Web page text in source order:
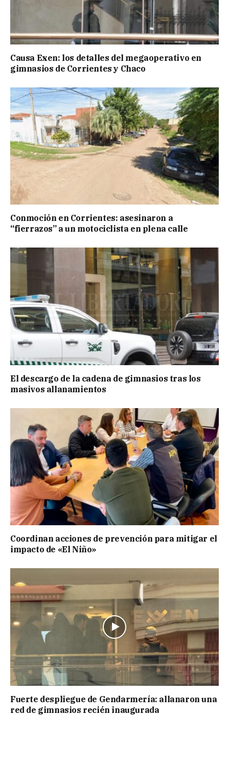
Causa Exen: los detalles del megaoperativo en
gimnasios de Corrientes y Chaco
Conmoción en Corrientes: asesinaron a
“fierrazos” a un motociclista en plena calle
El descargo de la cadena de gimnasios tras los
masivos allanamientos
Coordinan acciones de prevención para mitigar el
impacto de «El Niño»
Fuerte despliegue de Gendarmería: allanaron una
red de gimnasios recién inaugurada